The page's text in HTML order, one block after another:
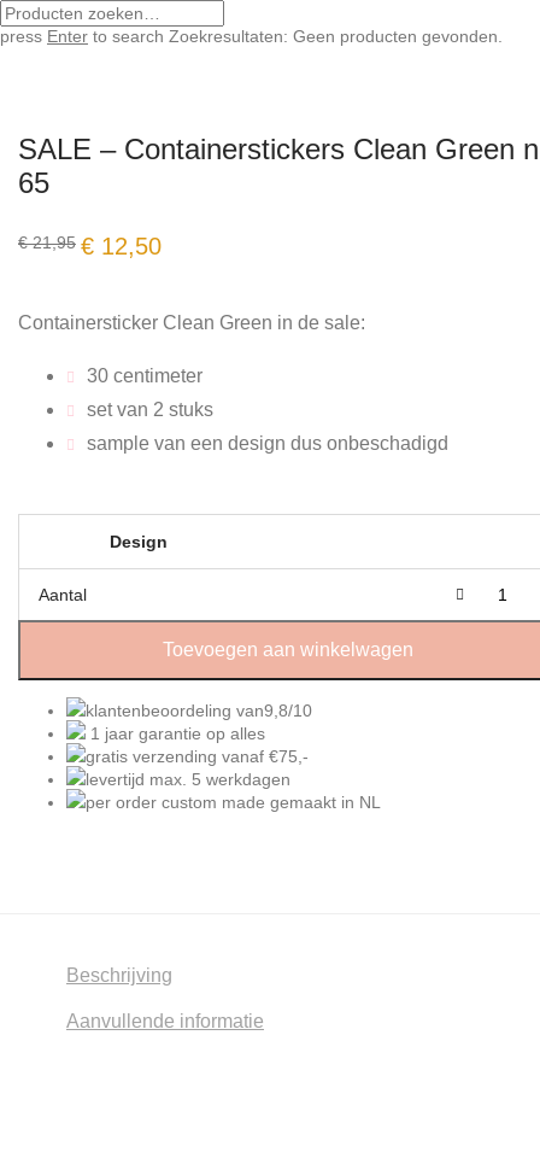
press Enter to search Zoekresultaten: Geen producten gevonden.
SALE – Containerstickers Clean Green
65
€21,95 Oorspronkelijke
prijs
€ 12,50Huidige
Containersticker Clean Green in de sale:
30 centimeter
set van 2 stuks
sample van een design dus onbeschadigd
Design
Aantal
Toevoegen aan winkelwagen
klantenbeoordeling van9,8/10
1 jaar garantie op alles
gratis verzending vanaf €75,-
levertijd max. 5 werkdagen
per order custom made gemaakt in NL
Beschrijving
Aanvullende informatie